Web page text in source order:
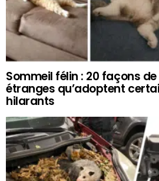
Sommeil félin : 20 façons
étranges qu’adoptent
hilarants